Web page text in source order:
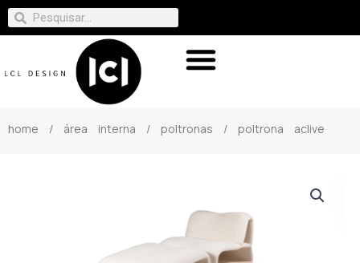
home / área interna / poltronas / poltrona aclive